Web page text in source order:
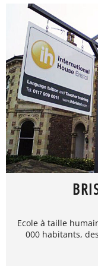
Ecole à taille
000 habitants,